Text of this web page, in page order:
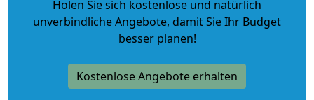
Holen Sie sich kostenlose und natürlich
unverbindliche Angebote, damit Sie Ihr Budget
besser planen!
Kostenlose Angebote erhalten